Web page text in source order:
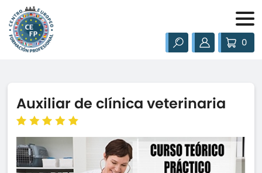
0
Auxiliar de clínica veterinaria